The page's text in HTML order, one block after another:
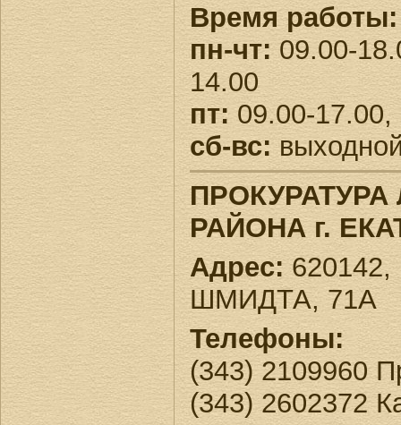
Время работы:
пн-чт:09.00-
14.00
пт: 09.00-
сб-вс:
РАЙОНА г.
Адрес: 620142,
ШМИДТА, 71А
Телефоны:
(343) 2109960
(343) 2602372